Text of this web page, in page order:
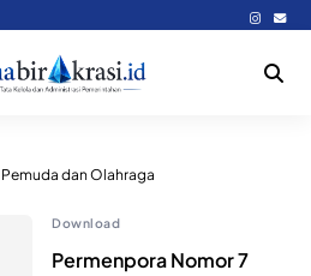
Pemuda dan Olahraga
Download
Permenpora Nomor 7